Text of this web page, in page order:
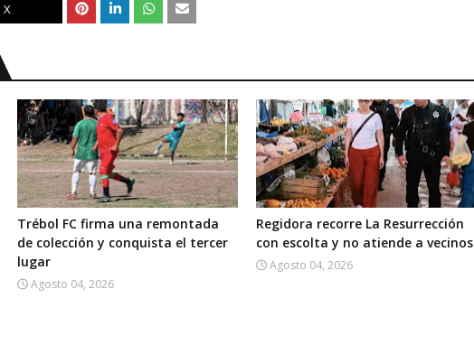
X
Trébol FC firma una remontada
de colección y conquista el tercer
lugar
Agosto 04, 2026
Regidora recorre La Resurrección
con escolta y no atiende a vecinos
Agosto 04, 2026